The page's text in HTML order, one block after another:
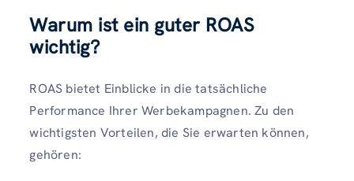
Warum ist ein guter ROAS
wichtig?
ROAS bietet Einblicke in die tatsächliche
Performance Ihrer Werbekampagnen. Zu den
wichtigsten Vorteilen, die Sie erwarten können,
gehören: